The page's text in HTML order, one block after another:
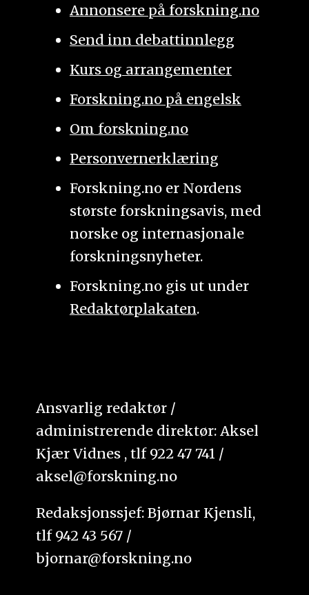
Annonsere på forskning.no
Send inn debattinnlegg
Kurs og arrangementer
Forskning.no på engelsk
Om forskning.no
Personvernerklæring
Forskning.no er Nordens
største forskningsavis, med
norske og internasjonale
forskningsnyheter.
Forskning.no gis ut under
Redaktørplakaten.
Ansvarlig redaktør /
administrerende direktør: Aksel
Kjær Vidnes , tlf 922 47 741 /
aksel@forskning.no
Redaksjonssjef: Bjørnar Kjensli,
tlf 942 43 567 /
bjornar@forskning.no